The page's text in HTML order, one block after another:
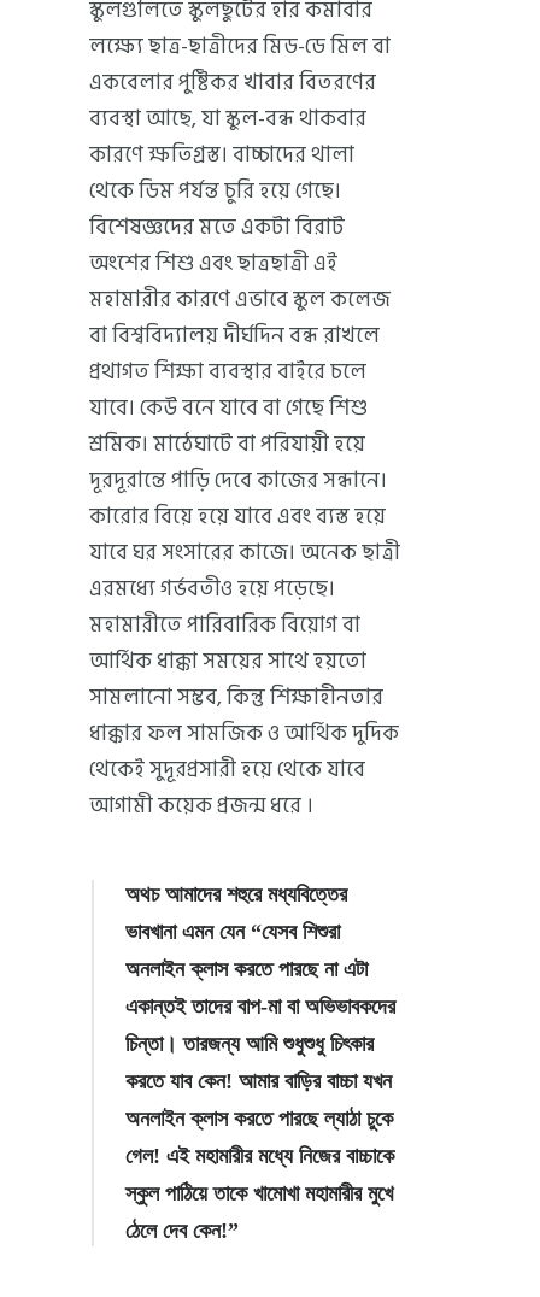
স্কুলগুলিতে স্কুলছুটের হার কমাবার
লক্ষ্যে ছাত্র-ছাত্রীদের মিড-ডে মিল বা
একবেলার পুষ্টিকর খাবার বিতরণের
ব্যবস্থা আছে, যা স্কুল-বন্ধ থাকবার
কারণে ক্ষতিগ্রস্ত। বাচ্চাদের থালা
থেকে ডিম পর্যন্ত চুরি হয়ে গেছে।
বিশেষজ্ঞদের মতে একটা বিরাট
অংশের শিশু এবং ছাত্রছাত্রী এই
মহামারীর কারণে এভাবে স্কুল কলেজ
বা বিশ্ববিদ্যালয় দীর্ঘদিন বন্ধ রাখলে
প্রথাগত শিক্ষা ব্যবস্থার বাইরে চলে
যাবে। কেউ বনে যাবে বা গেছে শিশু
শ্রমিক। মাঠেঘাটে বা পরিযায়ী হয়ে
দূরদূরান্তে পাড়ি দেবে কাজের সন্ধানে।
কারোর বিয়ে হয়ে যাবে এবং ব্যস্ত হয়ে
যাবে ঘর সংসারের কাজে। অনেক ছাত্রী
এরমধ্যে গর্ভবতীও হয়ে পড়েছে।
মহামারীতে পারিবারিক বিয়োগ বা
আর্থিক ধাক্কা সময়ের সাথে হয়তো
সামলানো সম্ভব, কিন্তু শিক্ষাহীনতার
ধাক্কার ফল সামজিক ও আর্থিক দুদিক
থেকেই সুদূরপ্রসারী হয়ে থেকে যাবে
আগামী কয়েক প্রজন্ম ধরে ।
অথচ আমাদের শহুরে মধ্যবিত্তের
ভাবখানা এমন যেন “যেসব শিশুরা
অনলাইন ক্লাস করতে পারছে না এটা
একান্তই তাদের বাপ-মা বা অভিভাবকদের
চিন্তা। তারজন্য আমি শুধুশুধু চিৎকার
করতে যাব কেন! আমার বাড়ির বাচ্চা যখন
অনলাইন ক্লাস করতে পারছে ল্যাঠা চুকে
গেল! এই মহামারীর মধ্যে নিজের বাচ্চাকে
স্কুল পাঠিয়ে তাকে খামোখা মহামারীর মুখে
ঠেলে দেব কেন!”